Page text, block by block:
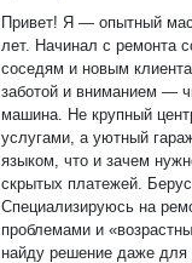
Привет! Я — опытный мастер в Армавире с общим стажем более 15
лет. Начинал с ремонта
соседям и новым
заботой и вниманием —
машина. Не крупный центр с высокими ценами и лишними
услугами, а уютный
языком, что и зачем
скрытых платежей. Берусь даже за то, от чего отказались другие!
Специализируюсь на
проблемами и «возрастных» авто. Привозите
найду решение даже для